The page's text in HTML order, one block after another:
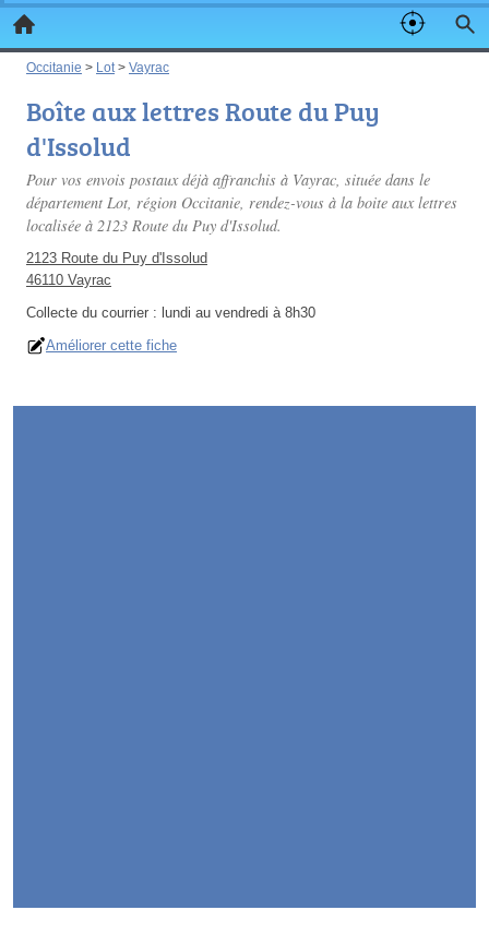
Occitanie > Lot > Vayrac
Boîte aux lettres Route du Puy
d'Issolud
Pour vos envois postaux déjà affranchis à Vayrac, située dans le
département Lot, région Occitanie, rendez-vous à la boite aux lettres
localisée à 2123 Route du Puy d'Issolud.
2123 Route du Puy d'Issolud
46110 Vayrac
Collecte du courrier : lundi au vendredi à 8h30
Améliorer cette fiche